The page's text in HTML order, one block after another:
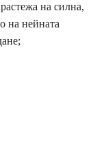
на силна,
на нейната